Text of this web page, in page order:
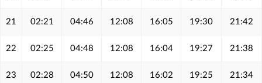
21 02:21 04:46 12:08 16:05 19:30 21:42
22 02:25 04:48 12:08 16:04 19:27 21:38
23 02:28 04:50 12:08 16:02 19:25 21:34